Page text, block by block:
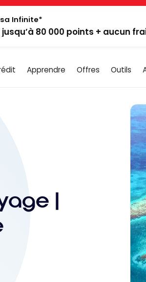
Infinite*
80 000 points + aucun
Apprendre Offres Outils
|